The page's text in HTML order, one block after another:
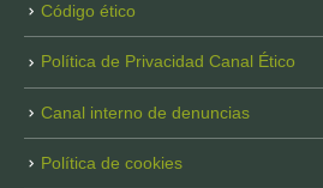
Código ético
Política de Privacidad Canal Ético
Canal interno de denuncias
Política de cookies